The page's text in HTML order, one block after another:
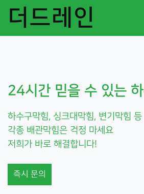
더드레인
24시간 믿을 수 있는
하수구막힘, 싱크대막힘, 변기막힘 등
각종 배관막힘은 걱정 마세요
저희가 바로 해결합니다!
즉시 문의